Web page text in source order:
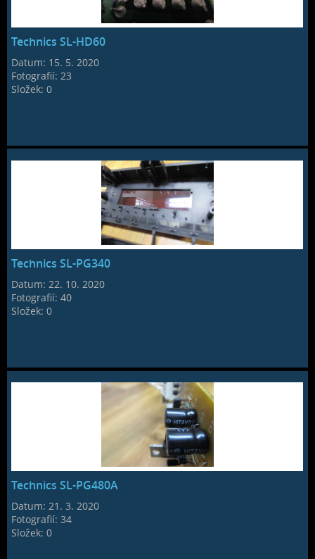
Technics SL-HD60
Datum: 15. 5. 2020
Fotografií: 23
Složek:0
Technics SL-PG340
Datum: 22. 10. 2020
Fotografií:40
Složek:0
Technics SL-PG480A
Datum:21. 3. 2020
Fotografií:34
Složek:0